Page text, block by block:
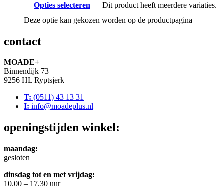
Opties selecteren
Dit product heeft meerdere variaties.
Deze optie kan gekozen worden op de productpagina
contact
MOADE+
Binnendijk 73
9256 HL Ryptsjerk
T: (0511) 43 13 31
I: info@moadeplus.nl
openingstijden winkel:
maandag:
gesloten
dinsdag tot en met vrijdag:
10.00 – 17.30 uur